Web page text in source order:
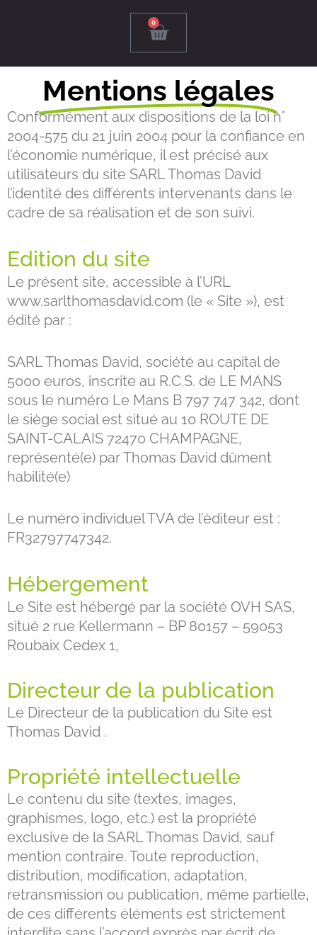
0
Panier
Mentions légales
Conformément aux dispositions de la loi n°
2004-575 du 21 juin 2004 pour la confiance en
l’économie numérique, il est précisé aux
utilisateurs du site SARL Thomas David
l’identité des différents intervenants dans le
cadre de sa réalisation et de son suivi.
Edition du site
Le présent site, accessible à l’URL
www.sarlthomasdavid.com (le « Site »), est
édité par :
SARL Thomas David, société au capital de
5000 euros, inscrite au R.C.S. de LE MANS
sous le numéro Le Mans B 797 747 342, dont
le siège social est situé au 10 ROUTE DE
SAINT-CALAIS 72470 CHAMPAGNE,
représenté(e) par Thomas David dûment
habilité(e)
Le numéro individuel TVA de l’éditeur est :
FR32797747342.
Hébergement
Le Site est hébergé par la société OVH SAS,
situé 2 rue Kellermann – BP 80157 – 59053
Roubaix Cedex 1,
Directeur de la publication
Le Directeur de la publication du Site est
Thomas David .
Propriété intellectuelle
Le contenu du site (textes, images,
graphismes, logo, etc.) est la propriété
exclusive de la SARL Thomas David, sauf
mention contraire. Toute reproduction,
distribution, modification, adaptation,
retransmission ou publication, même partielle,
de ces différents éléments est strictement